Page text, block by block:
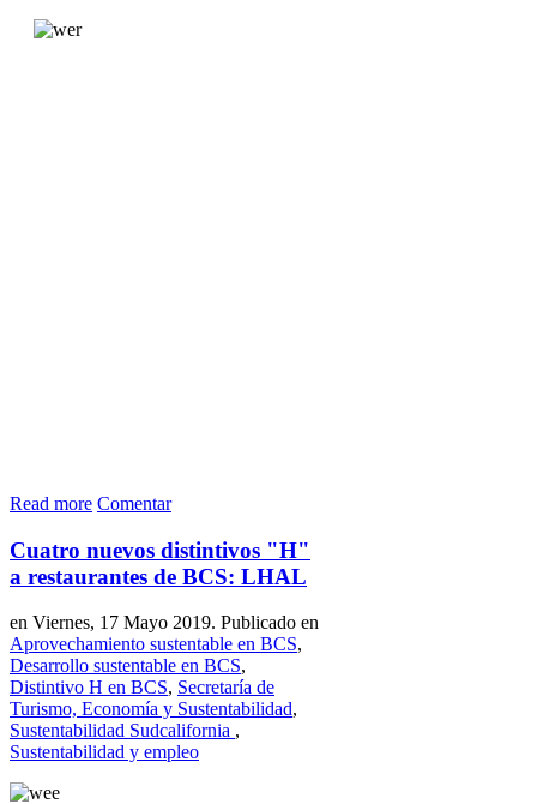
Read more Comentar
Cuatro nuevos distintivos "H"
a restaurantes de BCS: LHAL
en Viernes, 17 Mayo 2019. Publicado en
Aprovechamiento sustentable en BCS,
Desarrollo sustentable en BCS,
Distintivo H en BCS, Secretaría de
Turismo, Economía y Sustentabilidad,
Sustentabilidad Sudcalifornia ,
Sustentabilidad y empleo